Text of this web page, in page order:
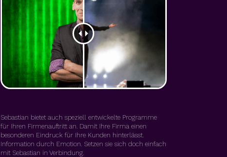
Sebastian bietet auch speziell entwickelte Programme
für Ihren Firmenauftritt an. Damit Ihre Firma einen
besonderen Eindruck für Ihre Kunden hinterlässt.
Information durch Emotion. Setzen sie sich doch einfach
mit Sebastian in Verbindung.